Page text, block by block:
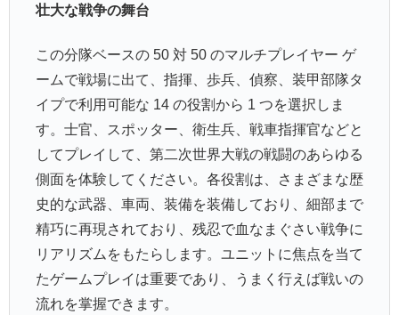
壮大な戦争の舞台
この分隊ベースの 50 対 50 のマルチプレイヤー ゲ
ームで戦場に出て、指揮、歩兵、偵察、装甲部隊タ
イプで利用可能な 14 の役割から 1 つを選択しま
す。士官、スポッター、衛生兵、戦車指揮官などと
してプレイして、第二次世界大戦の戦闘のあらゆる
側面を体験してください。各役割は、さまざまな歴
史的な武器、車両、装備を装備しており、細部まで
精巧に再現されており、残忍で血なまぐさい戦争に
リアリズムをもたらします。ユニットに焦点を当て
たゲームプレイは重要であり、うまく行えば戦いの
流れを掌握できます。